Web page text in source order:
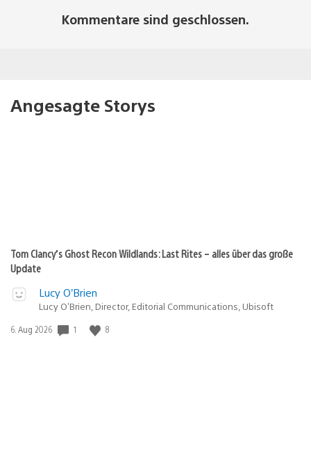
Kommentare sind geschlossen.
Angesagte Storys
Tom Clancy’s Ghost Recon Wildlands: Last Rites – alles über das große
Update
Lucy O’Brien
Lucy O’Brien, Director, Editorial Communications, Ubisoft
Veröffentlichungsdatum:
6. Aug 2026 1 8